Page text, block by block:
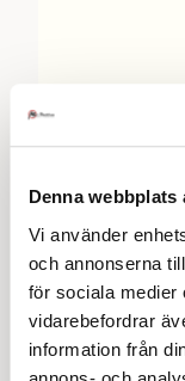
Denna webbplats
Vi använder
och annonserna
för sociala medier
vidarebefordrar
information från
Husdjur på
Stor
Ett